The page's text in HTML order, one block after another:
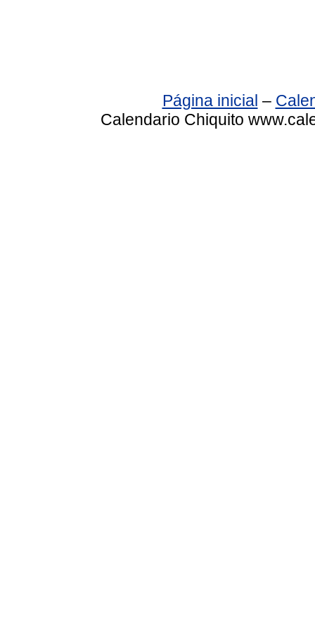
Página inicial –
Calendario Chiquito